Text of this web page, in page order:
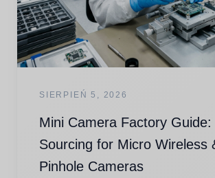
SIERPIEŃ 5, 2026
Mini Camera Factory Guide:
Sourcing for Micro Wireless
Pinhole Cameras